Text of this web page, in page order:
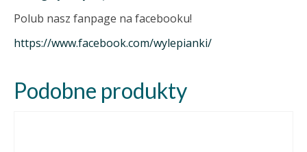
Polub nasz fanpage na facebooku!
https://www.facebook.com/wylepianki/
Podobne produkty